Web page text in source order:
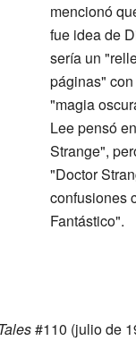
mencionó
fue idea de
sería un
páginas"
"magia
Lee pensó
Strange",
"Doctor
confusiones
Fantástico".
#110 (julio de